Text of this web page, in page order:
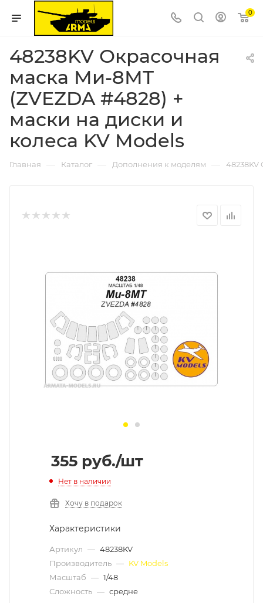
0
48238KV Окрасочная
маска Ми-8МТ
(ZVEZDA #4828) +
маски на диски и
колеса KV Models
Главная — Каталог — Дополнения к моделям — 48238KV
355 руб./шт
Нет в наличии
Хочу в подарок
Характеристики
Артикул — 48238KV
Производитель — KV Models
Масштаб — 1/48
Сложность — средне